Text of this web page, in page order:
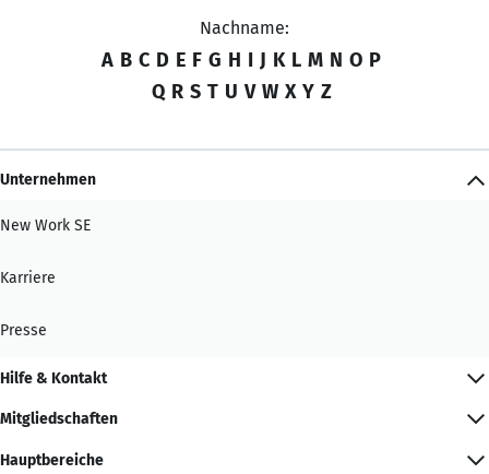
Nachname:
A B C D E F G H I J K L M N O P
Q R S T U V W X Y Z
Unternehmen
New Work SE
Karriere
Presse
Hilfe & Kontakt
Mitgliedschaften
Hauptbereiche